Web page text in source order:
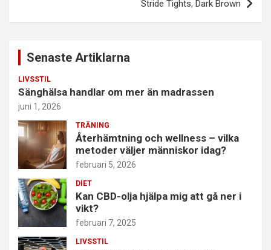
Stride Tights, Dark Brown
Senaste Artiklarna
LIVSSTIL
Sänghälsa handlar om mer än madrassen
juni 1, 2026
TRÄNING
Återhämtning och wellness – vilka
metoder väljer människor idag?
februari 5, 2026
DIET
Kan CBD-olja hjälpa mig att gå ner i
vikt?
februari 7, 2025
LIVSSTIL